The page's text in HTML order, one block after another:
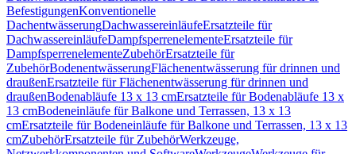
BefestigungenKonventionelle
DachentwässerungDachwassereinläufeErsatzteile für
DachwassereinläufeDampfsperrenelementeErsatzteile für
DampfsperrenelementeZubehörErsatzteile für
ZubehörBodenentwässerungFlächenentwässerung für drinnen und
draußenErsatzteile für Flächenentwässerung für drinnen und
draußenBodenabläufe 13 x 13 cmErsatzteile für Bodenabläufe 13 x
13 cmBodeneinläufe für Balkone und Terrassen, 13 x 13
cmErsatzteile für Bodeneinläufe für Balkone und Terrassen, 13 x 13
cmZubehörErsatzteile für ZubehörWerkzeuge,